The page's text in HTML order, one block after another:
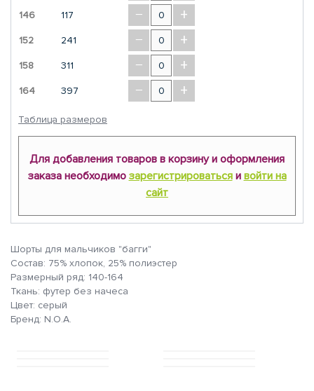
146 117 − +
152 241 − +
158 311 − +
164 397 − +
Таблица размеров
Для добавления товаров в корзину и оформления
заказа необходимо зарегистрироватьсяи войти на
сайт
Шорты для мальчиков "багги"
Состав: 75% хлопок, 25% полиэстер
Размерный ряд: 140-164
Ткань: футер без начеса
Цвет: серый
Бренд: N.O.A.